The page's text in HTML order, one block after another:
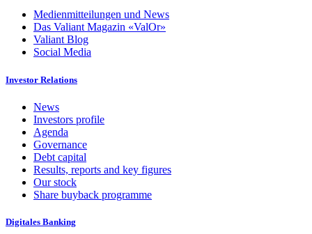
Medienmitteilungen und News
Das Valiant Magazin «ValOr»
Valiant Blog
Social Media
Investor Relations
News
Investors profile
Agenda
Governance
Debt capital
Results, reports and key figures
Our stock
Share buyback programme
Digitales Banking